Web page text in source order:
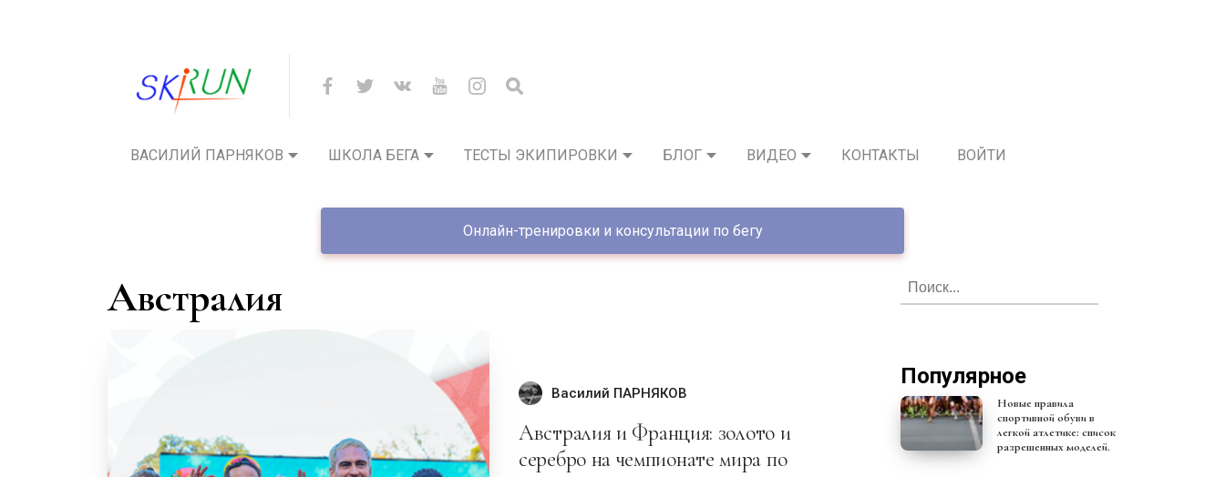
ВАСИЛИЙ ПАРНЯКОВ ШКОЛА БЕГА ТЕСТЫ ЭКИПИРОВКИ БЛОГ ВИДЕО КОНТАКТЫ ВОЙТИ
Онлайн-тренировки и консультации по бегу
Австралия
Василий ПАРНЯКОВ
Австралия и Франция: золото и
серебро на чемпионате мира по
Популярное
Новые правила
спортивной обуви в
легкой атлетике: список
разрешенных моделей.